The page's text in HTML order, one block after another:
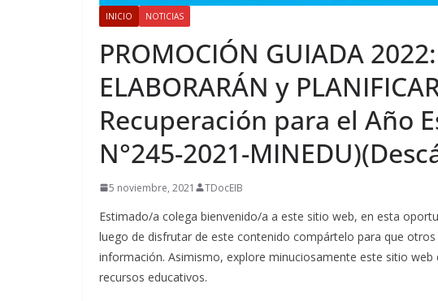
INICIO NOTICIAS
PROMOCIÓN GUIADA
ELABORARÁN y
Recuperación para el Año
N°245-2021-
5 noviembre, 2021 TDocEIB
Estimado/a colega bienvenido/a a este sitio web, en esta
luego de disfrutar de este contenido compártelo para que
información. Asimismo, explore minuciosamente este sitio
recursos educativos.